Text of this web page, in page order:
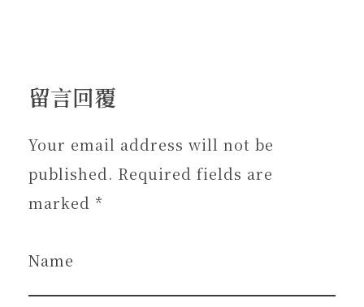
留言回覆
Your email address will not be
published. Required fields are
marked *
Name